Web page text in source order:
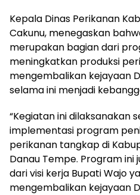
Kepala Dinas Perikanan
Cakunu, menegaskan
merupakan bagian dari
meningkatkan produksi
mengembalikan kejayaan
selama ini menjadi
“Kegiatan ini dilaksanakan
implementasi program
perikanan tangkap di
Danau Tempe. Program
dari visi kerja Bupati Wajo
mengembalikan kejayaan